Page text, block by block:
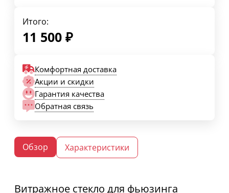
Итого:
11 500 ₽
Комфортная доставка
Акции и скидки
Гарантия качества
Обратная связь
Обзор Характеристики
Витражное стекло для фьюзинга